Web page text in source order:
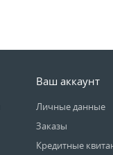
Ваш аккаунт
Личные данные
Заказы
Кредитные